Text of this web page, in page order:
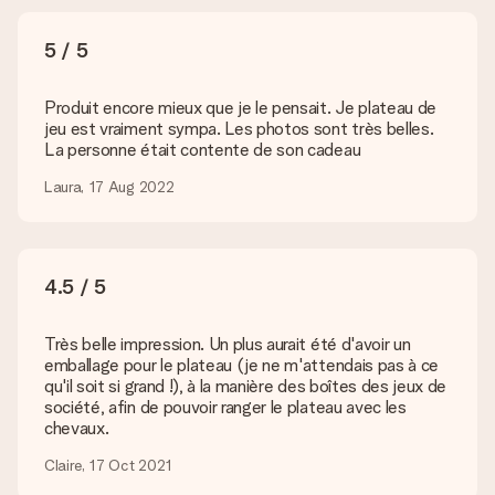
Quels formats dois-je utiliser pour le téléchargement ?
Vous pouvez utiliser les formats JPG et PNG et les
paraissent trop techniques ou si vous disposez d’une photo
sous un autre format, n’hésitez pas à contacter notre service
client. Nous vous aiderons à réaliser votre cadeau !
Que faire si la couleur ou l’option choisie n’est pas
service client. Nous serons ravis de vous aider.
Comment ajouter une carte à mon cadeau ? / Comment
se présente cette carte ?
En cliquant sur le bouton vert « Carte cadeau gratuite » une
fois dans le panier, vous pouvez ajouter une carte à votre
cadeau. Vous pouvez y écrire un message personnel pour que
l’heureux destinataire puisse savoir qui lui a envoyé cette
agréable surprise.
5 / 5
Produit encore mieux que je le pensait. Je plateau de
jeu est vraiment sympa. Les photos sont très belles.
La personne était contente de son cadeau
Laura, 17 Aug 2022
4.5 / 5
Très belle impression. Un plus aurait été d'avoir un
emballage pour le plateau (je ne m'attendais pas à ce
qu'il soit si grand !), à la manière des boîtes des jeux de
société, afin de pouvoir ranger le plateau avec les
chevaux.
Claire, 17 Oct 2021